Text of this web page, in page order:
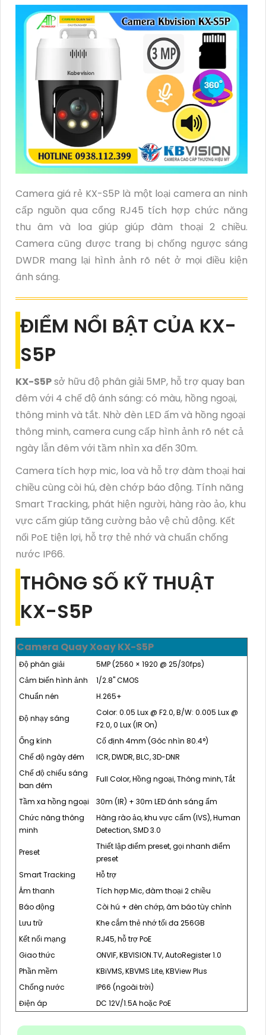
Camera giá rẻ KX-S5P là một loại camera an ninh
cấp nguồn qua cổng RJ45 tích hợp chức năng
thu âm và loa giúp giúp đàm thoại 2 chiều.
Camera cũng được trang bị chống ngược sáng
DWDR mang lại hình ảnh rõ nét ở mọi điều kiện
ánh sáng.
ĐIỂM NỔI BẬT CỦA KX-
S5P
KX-S5Psở hữu độ phân giải 5MP, hỗ trợ quay ban
đêm với 4 chế độ ánh sáng: có màu, hồng ngoại,
thông minh và tắt. Nhờ đèn LED ấm và hồng ngoại
thông minh, camera cung cấp hình ảnh rõ nét cả
ngày lẫn đêm với tầm nhìn xa đến 30m.
Camera tích hợp mic, loa và hỗ trợ đàm thoại hai
chiều cùng còi hú, đèn chớp báo động. Tính năng
Smart Tracking, phát hiện người, hàng rào ảo, khu
vực cấm giúp tăng cường bảo vệ chủ động. Kết
nối PoE tiện lợi, hỗ trợ thẻ nhớ và chuẩn chống
nước IP66.
THÔNG SỐ KỸ THUẬT
KX-S5P
Camera Quay Xoay KX-S5P
Độ phân giải
5MP (2560 × 1920 @ 25/30fps)
Cảm biến hình ảnh
1/2.8" CMOS
Chuẩn nén
H.265+
Độ nhạy sáng
Color: 0.05 Lux @ F2.0, B/W: 0.005 Lux @
F2.0, 0 Lux (IR On)
Ống kính
Cố định 4mm (Góc nhìn 80.4°)
Chế độ ngày đêm
ICR, DWDR, BLC, 3D-DNR
Chế độ chiếu sáng
ban đêm
Full Color, Hồng ngoại, Thông minh, Tắt
Tầm xa hồng ngoại
30m (IR) + 30m LED ánh sáng ấm
Chức năng thông
minh
Hàng rào ảo, khu vực cấm (IVS), Human
Detection, SMD 3.0
Preset
Thiết lập điểm preset, gọi nhanh điểm
preset
Smart Tracking
Hỗ trợ
Âm thanh
Tích hợp Mic, đàm thoại 2 chiều
Báo động
Còi hú + đèn chớp, âm báo tùy chỉnh
Lưu trữ
Khe cắm thẻ nhớ tối đa 256GB
Kết nối mạng
RJ45, hỗ trợ PoE
Giao thức
ONVIF, KBVISION.TV, AutoRegister 1.0
Phần mềm
KBiVMS, KBVMS Lite, KBView Plus
Chống nước
IP66 (ngoài trời)
Điện áp
DC 12V/1.5A hoặc PoE